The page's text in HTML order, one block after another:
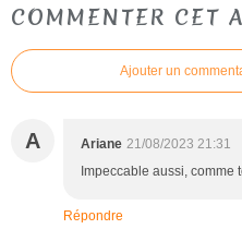
COMMENTER CET
Ajouter un
A Ariane 21/08/2023 21:31
Impeccable aussi, comme
Répondre